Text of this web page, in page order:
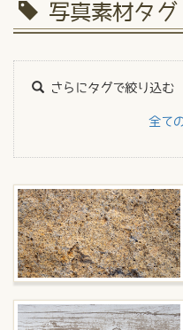
写真素材タ
さらにタグで絞り込む
全て